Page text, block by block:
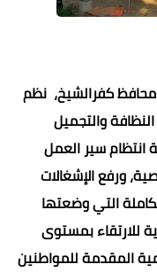
محافظ كفرالشيخ، نظم
والتجميل
انتظام سير العمل
ورفع الإشغالات
التي وضعتها
للارتقاء بمستوى
المقدمة للمواطنين